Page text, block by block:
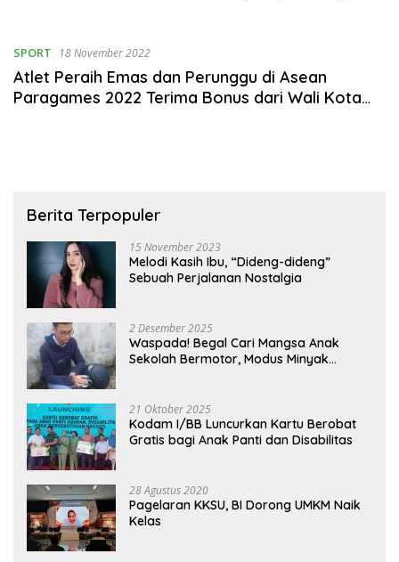
SPORT 18 November 2022
Atlet Peraih Emas dan Perunggu di Asean
Paragames 2022 Terima Bonus dari Wali Kota
Berita Terpopuler
15 November 2023
Melodi Kasih Ibu, “Dideng-dideng”
Sebuah Perjalanan Nostalgia
2 Desember 2025
Waspada! Begal Cari Mangsa Anak
Sekolah Bermotor, Modus Minyak
21 Oktober 2025
Kodam I/BB Luncurkan Kartu Berobat
Gratis bagi Anak Panti dan Disabilitas
28 Agustus 2020
Pagelaran KKSU, BI Dorong UMKM Naik
Kelas